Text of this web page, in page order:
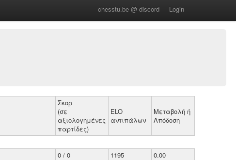
chesstu.be @ discord Login
Σκορ
(σε
αξιολογημένες
παρτίδες)
ELO
αντιπάλων
Μεταβολή ή
Απόδοση
0 / 0 1195
0.00